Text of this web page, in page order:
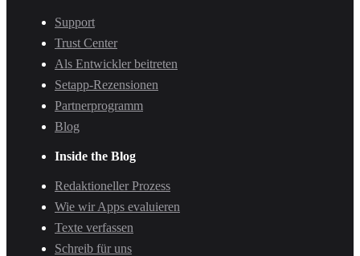
Support
Trust Center
Als Entwickler beitreten
Setapp-Rezensionen
Partnerprogramm
Blog
Inside the Blog
Redaktioneller Prozess
Wie wir Apps evaluieren
Texte verfassen
Schreib für uns